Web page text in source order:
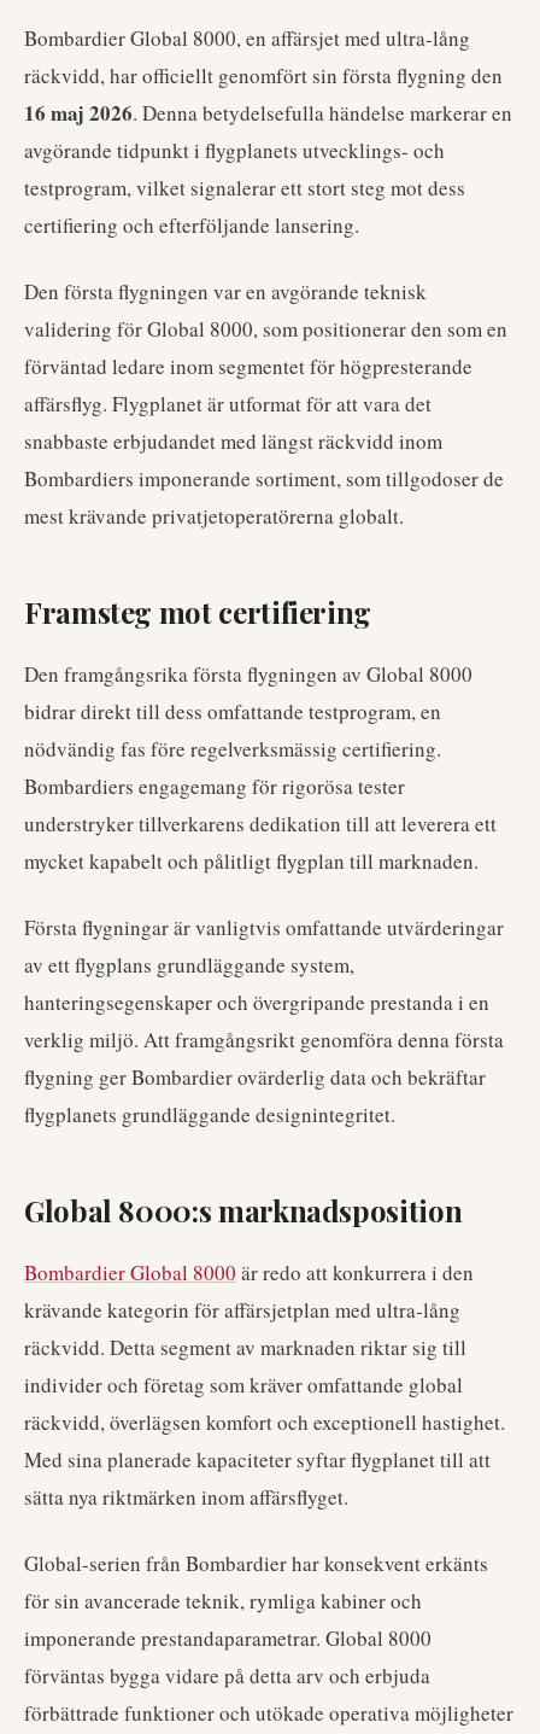
Bombardier Global 8000, en affärsjet med ultra-lång
räckvidd, har officiellt genomfört sin första flygning den
16 maj 2026. Denna betydelsefulla händelse markerar en
avgörande tidpunkt i flygplanets utvecklings- och
testprogram, vilket signalerar ett stort steg mot dess
certifiering och efterföljande lansering.
Den första flygningen var en avgörande teknisk
validering för Global 8000, som positionerar den som en
förväntad ledare inom segmentet för högpresterande
affärsflyg. Flygplanet är utformat för att vara det
snabbaste erbjudandet med längst räckvidd inom
Bombardiers imponerande sortiment, som tillgodoser de
mest krävande privatjetoperatörerna globalt.
Framsteg mot certifiering
Den framgångsrika första flygningen av Global 8000
bidrar direkt till dess omfattande testprogram, en
nödvändig fas före regelverksmässig certifiering.
Bombardiers engagemang för rigorösa tester
understryker tillverkarens dedikation till att leverera ett
mycket kapabelt och pålitligt flygplan till marknaden.
Första flygningar är vanligtvis omfattande utvärderingar
av ett flygplans grundläggande system,
hanteringsegenskaper och övergripande prestanda i en
verklig miljö. Att framgångsrikt genomföra denna första
flygning ger Bombardier ovärderlig data och bekräftar
flygplanets grundläggande designintegritet.
Global 8000:s marknadsposition
Bombardier Global 8000 är redo att konkurrera i den
krävande kategorin för affärsjetplan med ultra-lång
räckvidd. Detta segment av marknaden riktar sig till
individer och företag som kräver omfattande global
räckvidd, överlägsen komfort och exceptionell hastighet.
Med sina planerade kapaciteter syftar flygplanet till att
sätta nya riktmärken inom affärsflyget.
Global-serien från Bombardier har konsekvent erkänts
för sin avancerade teknik, rymliga kabiner och
imponerande prestandaparametrar. Global 8000
förväntas bygga vidare på detta arv och erbjuda
förbättrade funktioner och utökade operativa möjligheter